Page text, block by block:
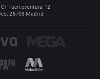
Fuerteventura 12
28703 Madrid